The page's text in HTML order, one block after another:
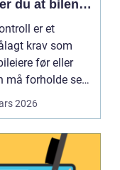
du at bilen
er et
krav som
før eller
må forholde seg
mange bl...
2026